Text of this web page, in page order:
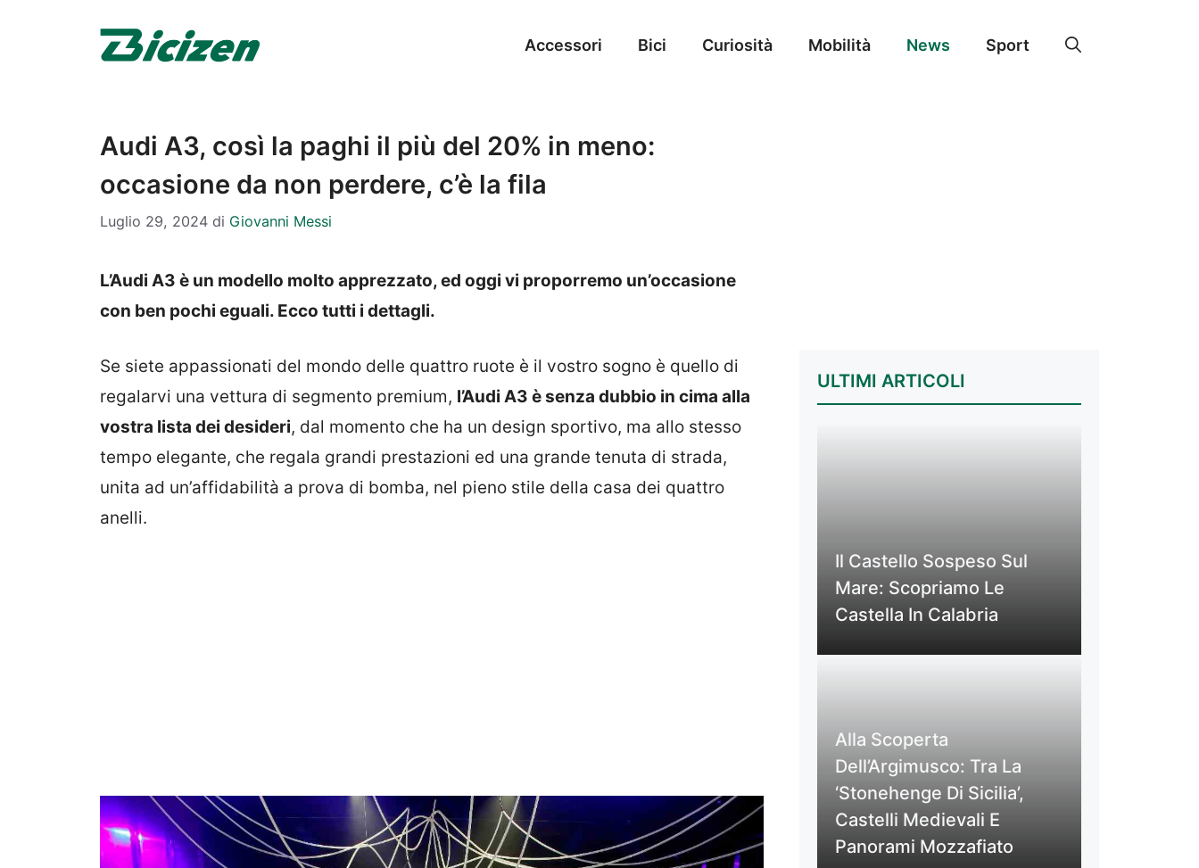
Accessori Bici Curiosità Mobilità News Sport
Audi A3, così la paghi il più del 20% in meno:
occasione da non perdere, c’è la fila
Luglio 29, 2024 di Giovanni Messi
L’Audi A3 è un modello molto apprezzato, ed oggi vi proporremo un’occasione
con ben pochi eguali. Ecco tutti i dettagli.
Se siete appassionati del mondo delle quattro ruote è il vostro sogno è quello di
regalarvi una vettura di segmento premium, l’Audi A3 è senza dubbio in cima alla
vostra lista dei desideri, dal momento che ha un design sportivo, ma allo stesso
tempo elegante, che regala grandi prestazioni ed una grande tenuta di strada,
unita ad un’affidabilità a prova di bomba, nel pieno stile della casa dei quattro
anelli.
ULTIMI ARTICOLI
Il Castello Sospeso Sul
Mare: Scopriamo Le
Castella In Calabria
Alla Scoperta
Dell’Argimusco: Tra La
‘Stonehenge Di Sicilia’,
Castelli Medievali E
Panorami Mozzafiato